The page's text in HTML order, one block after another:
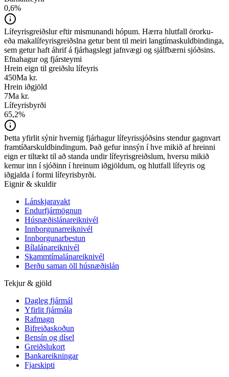
0,6%
Lífeyrisgreiðslur eftir mismunandi hópum. Hærra hlutfall örorku-
eða makalífeyrisgreiðslna getur bent til meiri langtímaskuldbindinga,
sem getur haft áhrif á fjárhagslegt jafnvægi og sjálfbærni sjóðsins.
Efnahagur og fjársteymi
Hrein eign til greiðslu lífeyris
450Ma kr.
Hrein iðgjöld
7Ma kr.
Lífeyrisbyrði
65,2%
Þetta yfirlit sýnir hvernig fjárhagur lífeyrissjóðsins stendur gagnvart
framtíðarskuldbindingum. Það gefur innsýn í hve mikið af hreinni
eign er tiltækt til að standa undir lífeyrisgreiðslum, hversu mikið
kemur inn í sjóðinn í hreinum iðgjöldum, og hlutfall lífeyris og
iðgjalda í formi lífeyrisbyrði.
Eignir & skuldir
Lánskjaravakt
Endurfjármögnun
Húsnæðislánareiknivél
Innborgunarreiknivél
Innborgunarbestun
Bílalánareiknivél
Skammtímalánareiknivél
Berðu saman öll húsnæðislán
Tekjur & gjöld
Dagleg fjármál
Yfirlit fjármála
Rafmagn
Bifreiðaskoðun
Bensín og dísel
Greiðslukort
Bankareikningar
Fjarskipti